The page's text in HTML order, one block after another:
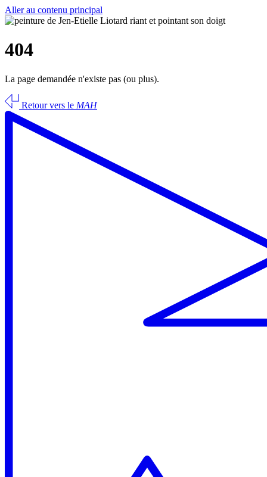
Aller au contenu principal
404
La page demandée n'existe pas (ou plus).
Retour vers le MAH